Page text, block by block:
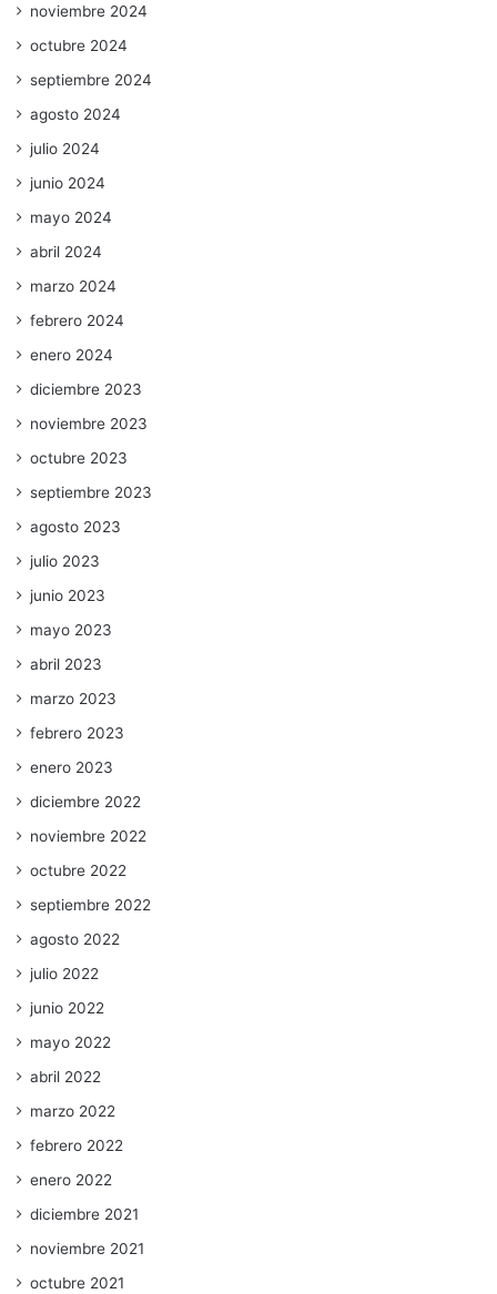
noviembre 2024
octubre 2024
septiembre 2024
agosto 2024
julio 2024
junio 2024
mayo 2024
abril 2024
marzo 2024
febrero 2024
enero 2024
diciembre 2023
noviembre 2023
octubre 2023
septiembre 2023
agosto 2023
julio 2023
junio 2023
mayo 2023
abril 2023
marzo 2023
febrero 2023
enero 2023
diciembre 2022
noviembre 2022
octubre 2022
septiembre 2022
agosto 2022
julio 2022
junio 2022
mayo 2022
abril 2022
marzo 2022
febrero 2022
enero 2022
diciembre 2021
noviembre 2021
octubre 2021